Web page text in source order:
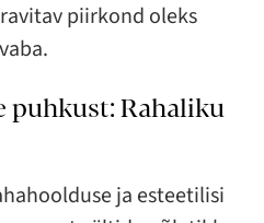
piirkond oleks
puhkust: Rahaliku
ja esteetilisi